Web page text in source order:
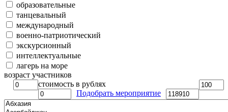
образовательные
танцевальный
международный
военно-патриотический
экскурсионный
интеллектуальные
лагерь на море
возраст участников
стоимость в рублях
Подобрать мероприятие